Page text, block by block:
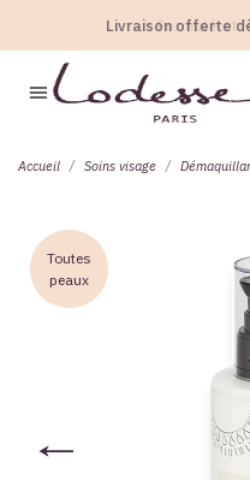
Formulé et
Livraison offerte
accueil soins visage
Toutes
peaux